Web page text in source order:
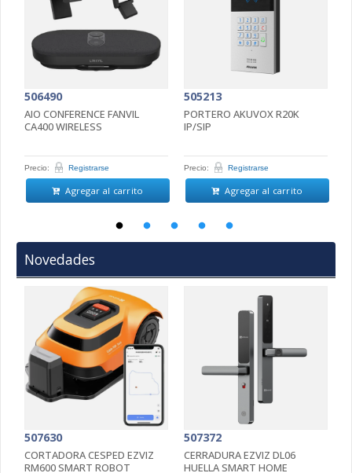
506490
AIO CONFERENCE FANVIL
CA400 WIRELESS
Precio: Registrarse
Agregar al carrito
505213
PORTERO AKUVOX R20K
IP/SIP
Precio: Registrarse
Agregar al carrito
Novedades
507630
CORTADORA CESPED EZVIZ
RM600 SMART ROBOT
507372
CERRADURA EZVIZ DL06
HUELLA SMART HOME